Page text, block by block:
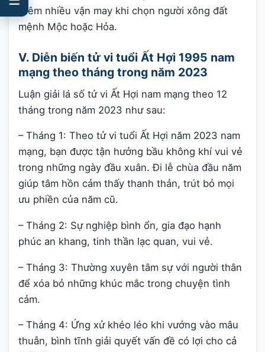
thêm nhiều vận may khi chọn người xông đất
mệnh Mộc hoặc Hỏa.
V. Diễn biến tử vi tuổi Ất Hợi 1995 nam
mạng theo tháng trong năm 2023
Luận giải lá số tử vi Ất Hợi nam mạng theo 12
tháng trong năm 2023 như sau:
– Tháng 1: Theo tử vi tuổi Ất Hợi năm 2023 nam
mạng, bạn được tận hưởng bầu không khí vui vẻ
trong những ngày đầu xuân. Đi lễ chùa đầu năm
giúp tâm hồn cảm thấy thanh thản, trút bỏ mọi
ưu phiền của năm cũ.
– Tháng 2: Sự nghiệp bình ổn, gia đạo hạnh
phúc an khang, tinh thần lạc quan, vui vẻ.
– Tháng 3: Thường xuyên tâm sự với người thân
để xóa bỏ những khúc mắc trong chuyện tình
cảm.
– Tháng 4: Ứng xử khéo léo khi vướng vào mâu
thuẫn, bình tĩnh giải quyết vấn đề có lợi cho cả